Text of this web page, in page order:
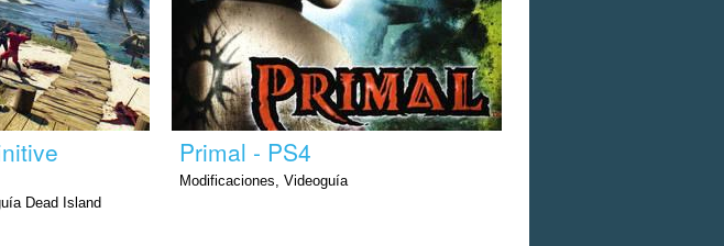
Dead Island
Primal - PS4
Modificaciones, Videoguía